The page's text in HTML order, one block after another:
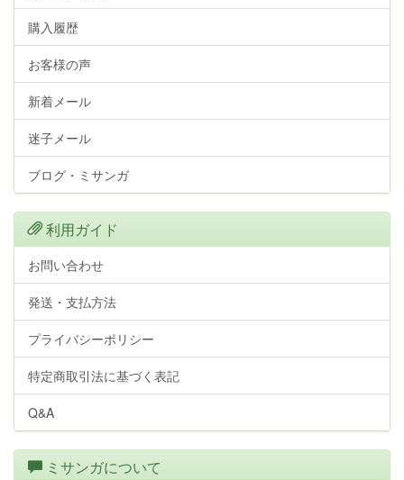
購入履歴
お客様の声
新着メール
迷子メール
ブログ・ミサンガ
利用ガイド
お問い合わせ
発送・支払方法
プライバシーポリシー
特定商取引法に基づく表記
Q&A
ミサンガについて